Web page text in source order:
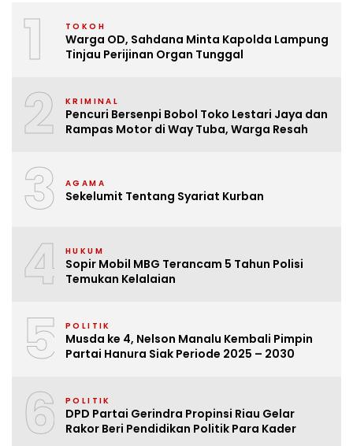
1 TOKOH
Warga OD, Sahdana Minta Kapolda Lampung
Tinjau Perijinan Organ Tunggal
2 KRIMINAL
Pencuri Bersenpi Bobol Toko Lestari Jaya dan
Rampas Motor di Way Tuba, Warga Resah
3 AGAMA
Sekelumit Tentang Syariat Kurban
4 HUKUM
Sopir Mobil MBG Terancam 5 Tahun Polisi
Temukan Kelalaian
5 POLITIK
Musda ke 4, Nelson Manalu Kembali Pimpin
Partai Hanura Siak Periode 2025 – 2030
6 POLITIK
DPD Partai Gerindra Propinsi Riau Gelar
Rakor Beri Pendidikan Politik Para Kader